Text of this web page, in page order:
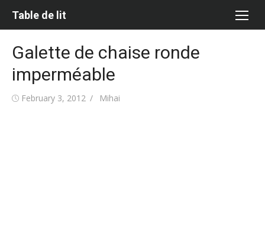
Table de lit
Galette de chaise ronde
imperméable
Posted
February 3, 2012 Author
Mihai